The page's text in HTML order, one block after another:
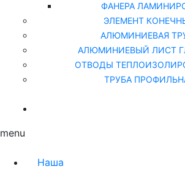
ФАНЕРА
ЭЛЕМЕНТ
АЛЮМИНИЕВАЯ
АЛЮМИНИЕВЫЙ ЛИСТ
ОТВОДЫ
ТРУБА
menu
Наша